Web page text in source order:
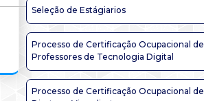
Seleção de Estágiarios
Processo de Certificação Ocupacional de
Professores de Tecnologia Digital
Processo de Certificação Ocupacional de